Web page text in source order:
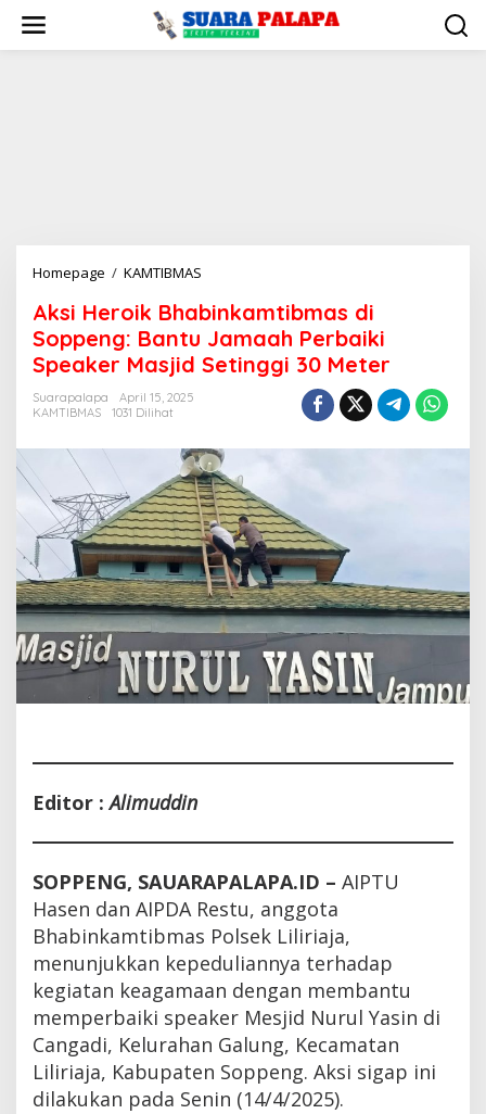
konten
Homepage / KAMTIBMAS
Bhabinkamtibmas
Soppeng:
Speaker
Masjid
Setinggi
30
Meter
Aksi Heroik Bhabinkamtibmas di
Soppeng: Bantu Jamaah Perbaiki
Speaker Masjid Setinggi 30 Meter
Suarapalapa
April 15, 2025
KAMTIBMAS
1031 Dilihat
Editor :Alimuddin
SOPPENG, SAUARAPALAPA.ID – AIPTU
Hasen dan AIPDA Restu, anggota
Bhabinkamtibmas Polsek Liliriaja,
menunjukkan kepeduliannya terhadap
kegiatan keagamaan dengan membantu
memperbaiki speaker Mesjid Nurul Yasin di
Cangadi, Kelurahan Galung, Kecamatan
Liliriaja, Kabupaten Soppeng. Aksi sigap ini
dilakukan pada Senin (14/4/2025).